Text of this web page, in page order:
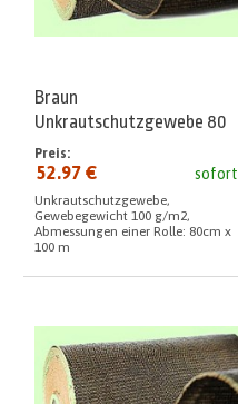
Braun
Unkrautschutzgewebe 80
cm x 100 m 100g/m2
sofort
Preis:
52.97 €
Unkrautschutzgewebe,
Gewebegewicht 100 g/m2,
Abmessungen einer Rolle: 80cm x
100 m